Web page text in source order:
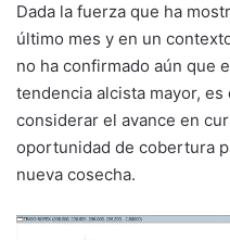
Dada la fuerza que ha
último mes y en un
no ha confirmado aún que
tendencia alcista mayor,
considerar el avance en
oportunidad de cobertura
nueva cosecha.